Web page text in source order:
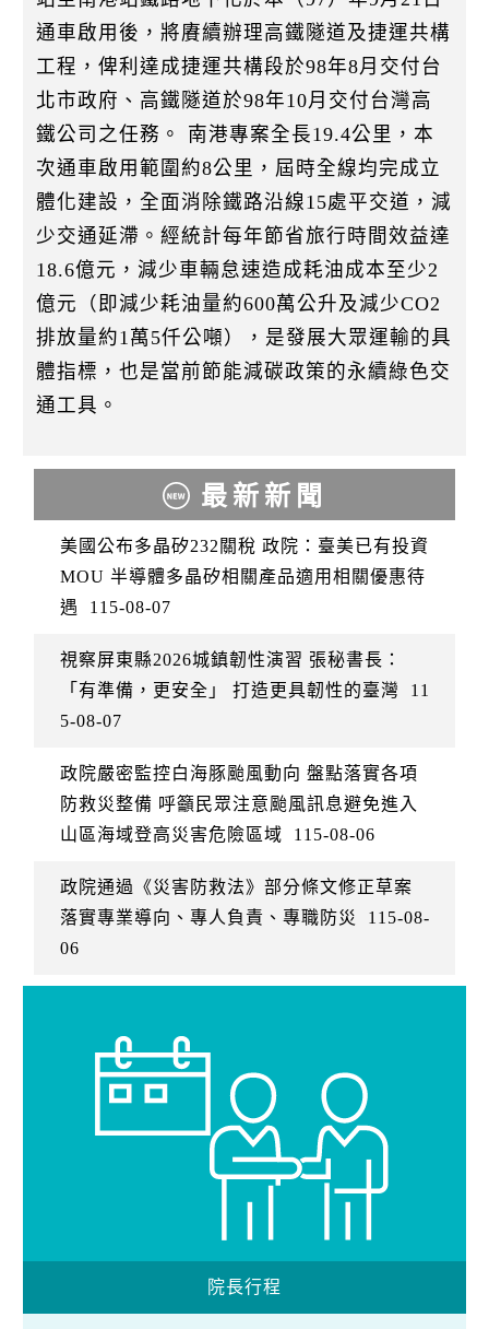
通車啟用後，將賡續辦理高鐵隧道及捷運共構
工程，俾利達成捷運共構段於98年8月交付台
北市政府、高鐵隧道於98年10月交付台灣高
鐵公司之任務。 南港專案全長19.4公里，本
次通車啟用範圍約8公里，屆時全線均完成立
體化建設，全面消除鐵路沿線15處平交道，減
少交通延滯。經統計每年節省旅行時間效益達
18.6億元，減少車輛怠速造成耗油成本至少2
億元（即減少耗油量約600萬公升及減少CO2
排放量約1萬5仟公噸），是發展大眾運輸的具
體指標，也是當前節能減碳政策的永續綠色交
通工具。
最新新聞
美國公布多晶矽232關稅 政院：臺美已有投資
MOU 半導體多晶矽相關產品適用相關優惠待
遇
115-08-07
視察屏東縣2026城鎮韌性演習 張秘書長：
「有準備，更安全」 打造更具韌性的臺灣
11
5-08-07
政院嚴密監控白海豚颱風動向 盤點落實各項
防救災整備 呼籲民眾注意颱風訊息避免進入
山區海域登高災害危險區域
115-08-06
政院通過《災害防救法》部分條文修正草案
落實專業導向、專人負責、專職防災
115-08-
06
院長行程